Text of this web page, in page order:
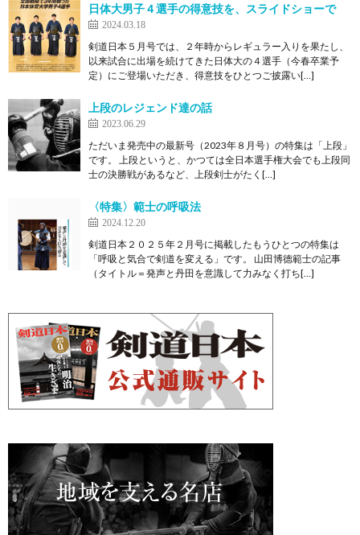
日体大男子４選手の得意技を、スライドショーで
2024.03.18
剣道日本５月号では、２年時からレギュラー入りを果たし、
以来試合に出場を続けてきた日体大の４選手（今春卒業予
定）にご登場いただき、得意技をひとつご披露い[…]
上段のレジェンド達の話
2023.06.29
ただいま発売中の最新号（2023年８月号）の特集は「上段」
です。 上段というと、かつては全日本選手権大会でも上段同
士の決勝戦があるなど、上段剣士がたく[…]
〈特集〉範士の呼吸法
2024.12.20
剣道日本２０２５年２月号に掲載したもうひとつの特集は
「呼吸と気合で剣道を変える」です。 山田博德範士の記事
（タイトル＝発声と丹田を意識して力みなく打ち[…]